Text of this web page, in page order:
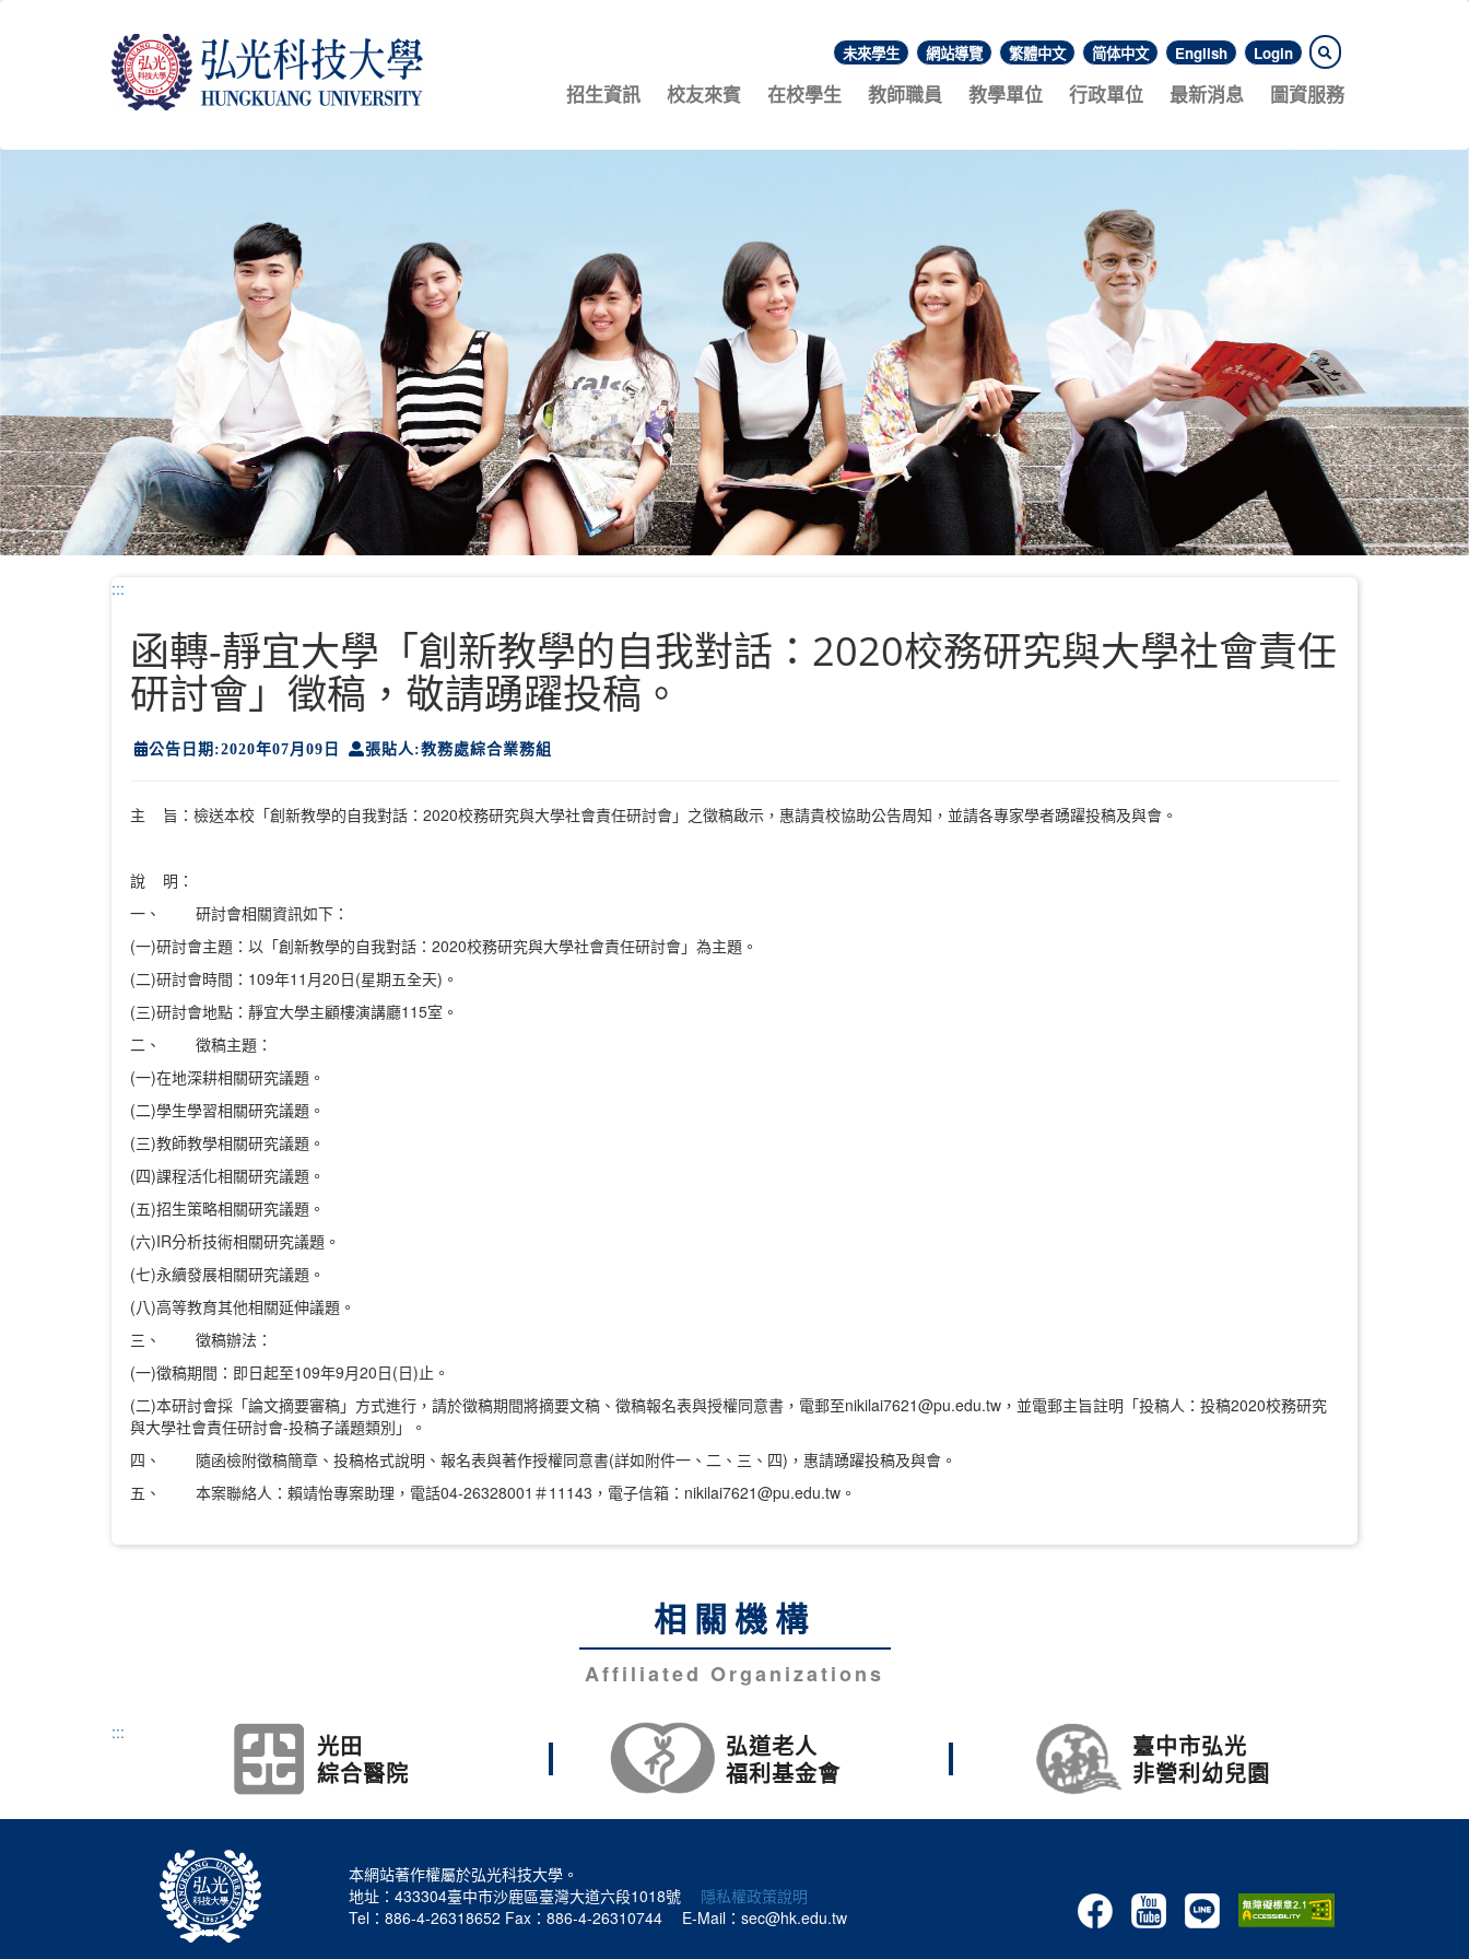
內
:::
未來學生 網站導覽 繁體中文 简体中文 English Login
招生資訊 校友來賓 在校學生 教師職員 教學單位 行政單位 最新消息 圖資服務
:::
函轉-靜宜大學「創新教學的自我對話：2020校務研究與大學社會責任
研討會」徵稿，敬請踴躍投稿。
公告日期:2020年07月09日 張貼人:教務處綜合業務組
主 旨：檢送本校「創新教學的自我對話：2020校務研究與大學社會責任研討會」之徵稿啟示，惠請貴校協助公告周知，並請各專家學者踴躍投稿及與會。
說 明：
一、 研討會相關資訊如下：
(一)研討會主題：以「創新教學的自我對話：2020校務研究與大學社會責任研討會」為主題。
(二)研討會時間：109年11月20日(星期五全天)。
(三)研討會地點：靜宜大學主顧樓演講廳115室。
二、 徵稿主題：
(一)在地深耕相關研究議題。
(二)學生學習相關研究議題。
(三)教師教學相關研究議題。
(四)課程活化相關研究議題。
(五)招生策略相關研究議題。
(六)IR分析技術相關研究議題。
(七)永續發展相關研究議題。
(八)高等教育其他相關延伸議題。
三、 徵稿辦法：
(一)徵稿期間：即日起至109年9月20日(日)止。
(二)本研討會採「論文摘要審稿」方式進行，請於徵稿期間將摘要文稿、徵稿報名表與授權同意書，電郵至nikilai7621@pu.edu.tw，並電郵主旨註明「投稿人：投稿2020校務研究
與大學社會責任研討會-投稿子議題類別」。
四、 隨函檢附徵稿簡章、投稿格式說明、報名表與著作授權同意書(詳如附件一、二、三、四)，惠請踴躍投稿及與會。
五、 本案聯絡人：賴靖怡專案助理，電話04-26328001＃11143，電子信箱：nikilai7621@pu.edu.tw。
相關機構
Affiliated Organizations
:::
光田
綜合醫院
弘道老人
福利基金會
臺中市弘光
非營利幼兒園
本網站著作權屬於弘光科技大學。
地址：433304臺中市沙鹿區臺灣大道六段1018號 隱私權政策說明
Tel：886-4-26318652 Fax：886-4-26310744 E-Mail：sec@hk.edu.tw